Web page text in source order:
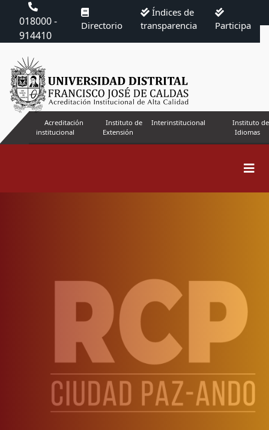
018000 -
914410
Directorio
Índices de
transparencia
Participa
Acreditación
institucional
Instituto de
Extensión
Interinstitucional
Instituto de
Idiomas